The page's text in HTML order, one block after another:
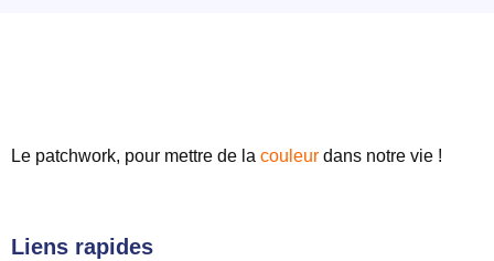
Le patchwork, pour mettre de la couleur dans notre vie !
Liens rapides